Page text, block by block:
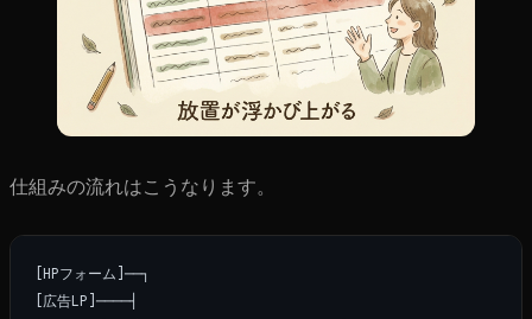
仕組みの流れはこうなります。
[HPフォーム]──┐
[広告LP]────┤